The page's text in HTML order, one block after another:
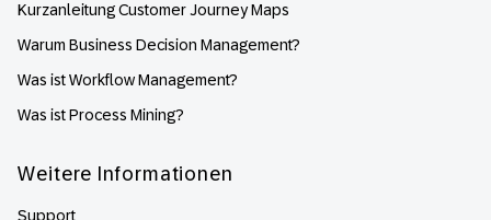
Kurzanleitung Customer Journey Maps
Warum Business Decision Management?
Was ist Workflow Management?
Was ist Process Mining?
Weitere Informationen
Support